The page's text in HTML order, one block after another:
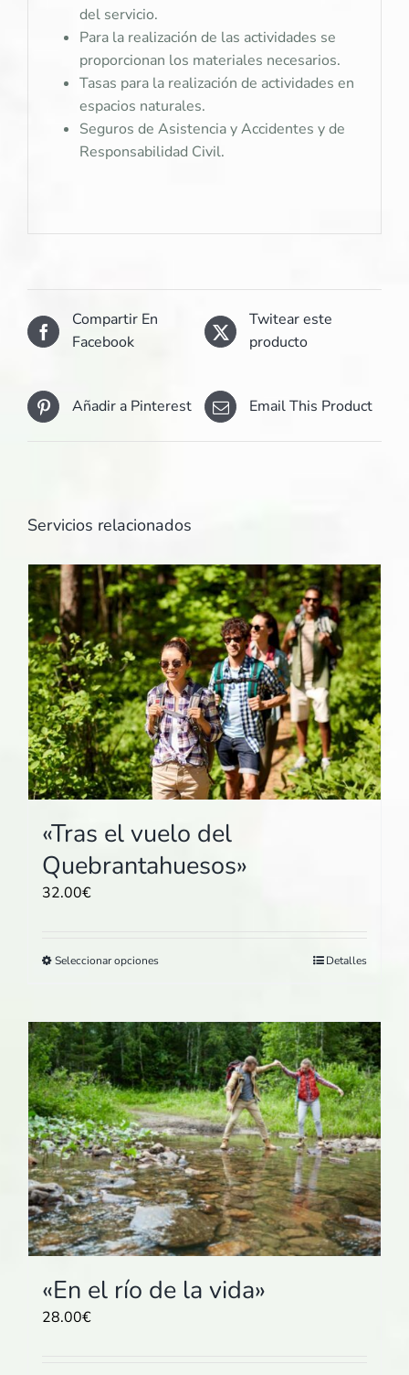
del servicio.
Para la realización de las actividades se
proporcionan los materiales necesarios.
Tasas para la realización de actividades en
espacios naturales.
Seguros de Asistencia y Accidentes y de
Responsabilidad Civil.
Compartir En
Facebook
Twitear este
producto
Añadir a Pinterest Email This Product
Servicios relacionados
«Tras el vuelo del
Quebrantahuesos»
32.00€
Seleccionar opcionesEste
múltiples
variantes.
Las
opciones
se
pueden
elegir
en
la
página
de
producto
Detalles
«En el río de la vida»
28.00€